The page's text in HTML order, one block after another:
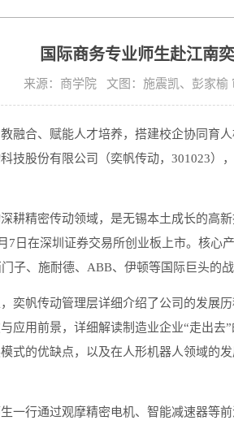
国际商务专业师生赴江南
来源：商学院 文图：施震凯、彭家
融合、赋能人才培养，搭建校企协同育
技股份有限公司（奕帆传动，301023）
耕精密传动领域，是无锡本土成长的高
7日在深圳证券交易所创业板上市。核心
子、施耐德、ABB、伊顿等国际巨头的
奕帆传动管理层详细介绍了公司的发展
应用前景，详细解读制造业企业“走出
式的优缺点，以及在人形机器人领域的
一行通过观摩精密电机、智能减速器等